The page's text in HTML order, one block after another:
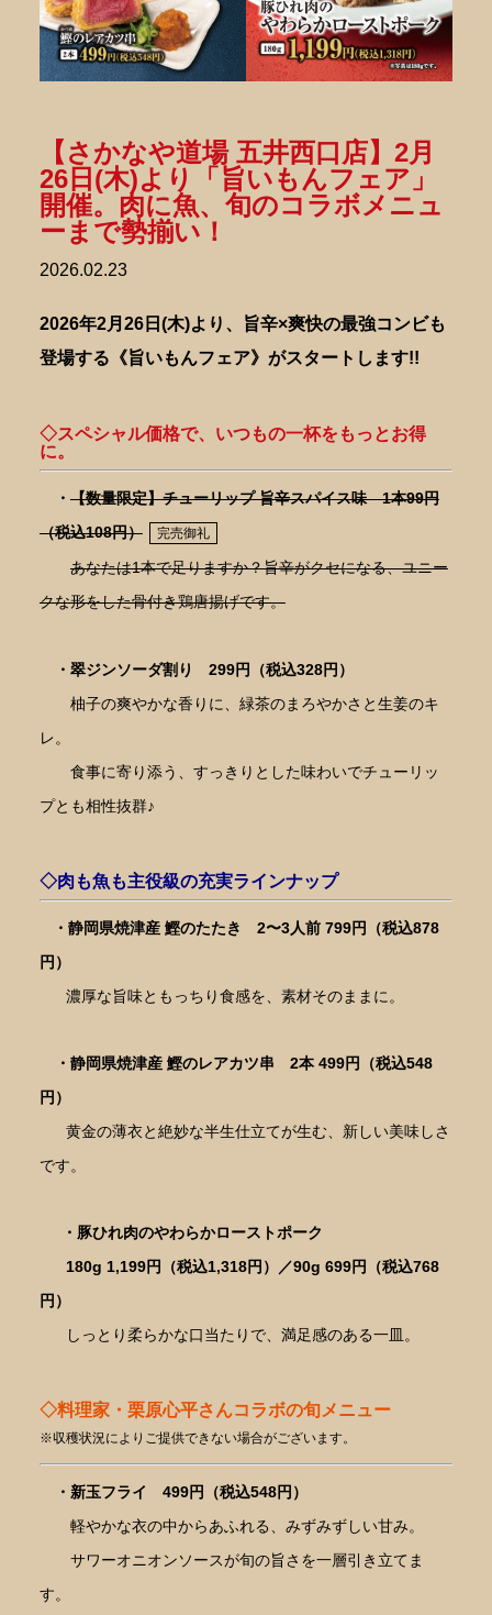
2026.02.23
【さかなや道場 五井西口店】2月
26日(木)より「旨いもんフェア」
開催。肉に魚、旬のコラボメニュ
ーまで勢揃い！
2026年2月26日(木)より、旨辛×爽快の最強コンビも
登場する《旨いもんフェア》がスタートします!!
◇スペシャル価格で、いつもの一杯をもっとお得
に。
・ 【数量限定】チューリップ 旨辛スパイス味 1本99円
（税込108円）
完売御礼
あなたは1本で足りますか？旨辛がクセになる、ユニー
クな形をした骨付き鶏唐揚げです。
・翠ジンソーダ割り 299円（税込328円）
柚子の爽やかな香りに、緑茶のまろやかさと生姜のキ
レ。
食事に寄り添う、すっきりとした味わいでチューリッ
プとも相性抜群♪
◇肉も魚も主役級の充実ラインナップ
・ 静岡県焼津産 鰹のたたき 2〜3人前 799円（税込878
円）
濃厚な旨味ともっちり食感を、素材そのままに。
・静岡県焼津産 鰹のレアカツ串 2本 499円（税込548
円）
黄金の薄衣と絶妙な半生仕立てが生む、新しい美味しさ
です。
・豚ひれ肉のやわらかローストポーク
180g 1,199円（税込1,318円）／90g 699円（税込768
円）
しっとり柔らかな口当たりで、満足感のある一皿。
◇料理家・栗原心平さんコラボの旬メニュー
※収穫状況によりご提供できない場合がございます。
・新玉フライ 499円（税込548円）
軽やかな衣の中からあふれる、みずみずしい甘み。
サワーオニオンソースが旬の旨さを一層引き立てま
す。